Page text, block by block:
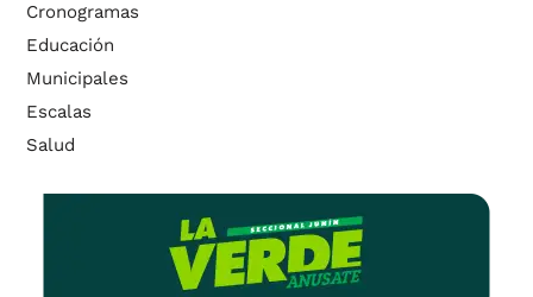
Cronogramas
Educación
Municipales
Escalas
Salud